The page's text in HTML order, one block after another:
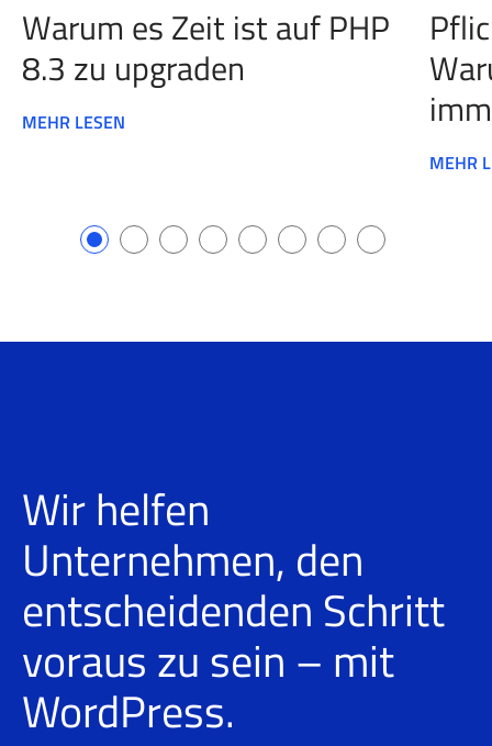
Warum es Zeit ist auf PHP
8.3 zu upgraden
MEHR LESEN
MEHR
Wir helfen
Unternehmen, den
entscheidenden Schritt
voraus zu sein – mit
WordPress.